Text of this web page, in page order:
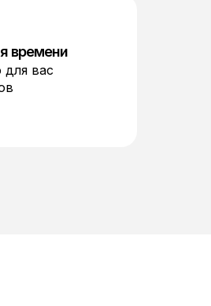
времени
для вас